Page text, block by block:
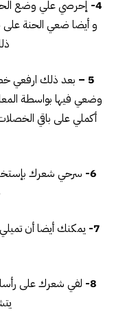
4- إحرصي علي وضع
و أيضا ضعي الحنة
5 –
بعد ذلك ارفعي
وضعي فيها بواسطة
أكملي على باقي
6- سرحي شعرك
7- يمكنك أيضا أن
8- لفي شعرك على